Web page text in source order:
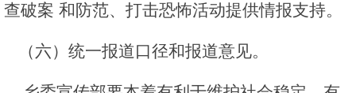
查破案 和防范、打击恐怖活动提供情报支持。
（六）统一报道口径和报道意见。